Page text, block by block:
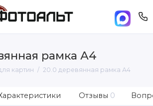
рамка А4
картин 20.0 деревянная рамка А4
Отзывы 0